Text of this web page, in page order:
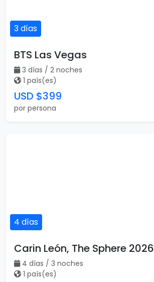
3 días
BTS Las Vegas
3 días / 2 noches
1 país(es)
USD $399
por persona
4 días
Carin León, The Sphere 2026
4 días / 3 noches
1 país(es)